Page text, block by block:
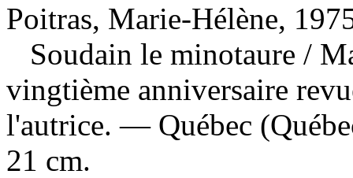
Poitras, Marie-Hélène,
Soudain le minotaure /
vingtième anniversaire
l'autrice. — Québec
21 cm.